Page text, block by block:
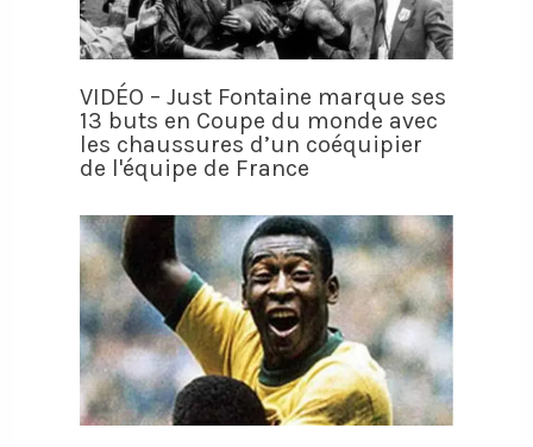
VIDÉO – Just Fontaine marque ses
13 buts en Coupe du monde avec
les chaussures d’un coéquipier
de l'équipe de France